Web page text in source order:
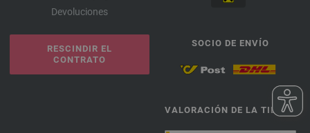
Devoluciones
RESCINDIR EL
CONTRATO
SOCIO DE ENVÍO
VALORACIÓN DE LA TIENDA